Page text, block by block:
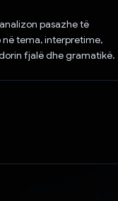
pasazhe të
tema, interpretime,
fjalë dhe gramatikë.